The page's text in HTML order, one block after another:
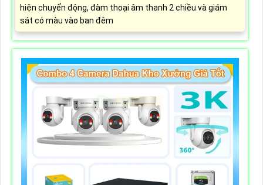
hiện chuyển động, đàm thoại âm thanh 2 chiều và giám
sát có màu vào ban đêm